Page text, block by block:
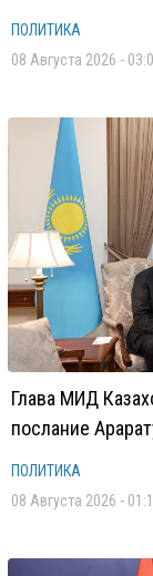
ПОЛИТИКА
08 Августа 2026 -
Глава МИД
послание
ПОЛИТИКА
08 Августа 2026 -